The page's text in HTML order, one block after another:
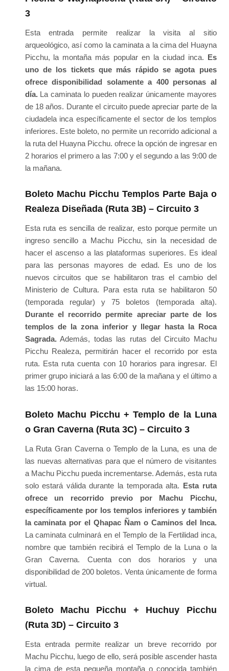
3
Esta entrada permite realizar la visita al sitio
arqueológico, así como la caminata a la cima del Huayna
Picchu, la montaña más popular en la ciudad inca. Es
uno de los tickets que más rápido se agota pues
ofrece disponibilidad solamente a 400 personas al
día.La caminata lo pueden realizar únicamente mayores
de 18 años. Durante el circuito puede apreciar parte de la
ciudadela inca específicamente el sector de los templos
inferiores. Este boleto, no permite un recorrido adicional a
la ruta del Huayna Picchu. ofrece la opción de ingresar en
2 horarios el primero a las 7:00 y el segundo a las 9:00 de
la mañana.
Boleto Machu Picchu Templos Parte Baja o
Realeza Diseñada (Ruta 3B) – Circuito 3
Esta ruta es sencilla de realizar, esto porque permite un
ingreso sencillo a Machu Picchu, sin la necesidad de
hacer el ascenso a las plataformas superiores. Es ideal
para las personas mayores de edad. Es uno de los
nuevos circuitos que se habilitaron tras el cambio del
Ministerio de Cultura. Para esta ruta se habilitaron 50
(temporada regular) y 75 boletos (temporada alta).
Durante el recorrido permite apreciar parte de los
templos de la zona inferior y llegar hasta la Roca
Sagrada.Además, todas las rutas del Circuito Machu
Picchu Realeza, permitirán hacer el recorrido por esta
ruta. Esta ruta cuenta con 10 horarios para ingresar. El
primer grupo iniciará a las 6:00 de la mañana y el último a
las 15:00 horas.
Boleto Machu Picchu + Templo de la Luna
o Gran Caverna (Ruta 3C) – Circuito 3
La Ruta Gran Caverna o Templo de la Luna, es una de
las nuevas alternativas para que el número de visitantes
a Machu Picchu pueda incrementarse. Además, esta ruta
solo estará válida durante la temporada alta. Esta ruta
ofrece un recorrido previo por Machu Picchu,
específicamente por los templos inferiores y también
la caminata por el Qhapac Ñam o Caminos del Inca.
La caminata culminará en el Templo de la Fertilidad inca,
nombre que también recibirá el Templo de la Luna o la
Gran Caverna. Cuenta con dos horarios y una
disponibilidad de 200 boletos. Venta únicamente de forma
virtual.
Boleto Machu Picchu + Huchuy Picchu
(Ruta 3D) – Circuito 3
Esta entrada permite realizar un breve recorrido por
Machu Picchu, luego de ello, será posible ascender hasta
la cima de esta pequeña montaña o conocida también